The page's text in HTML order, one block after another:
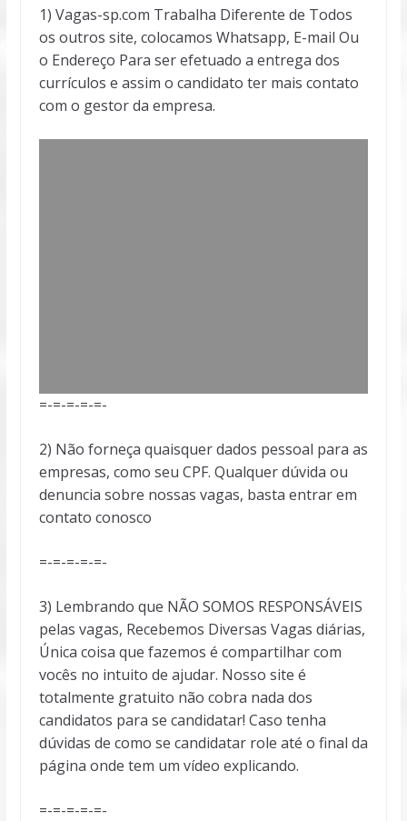
1) Vagas-sp.com Trabalha Diferente de Todos
os outros site, colocamos Whatsapp, E-mail Ou
o Endereço Para ser efetuado a entrega dos
currículos e assim o candidato ter mais contato
com o gestor da empresa.
=-=-=-=-=-
2) Não forneça quaisquer dados pessoal para as
empresas, como seu CPF. Qualquer dúvida ou
denuncia sobre nossas vagas, basta entrar em
contato conosco
=-=-=-=-=-
3) Lembrando que NÃO SOMOS RESPONSÁVEIS
pelas vagas, Recebemos Diversas Vagas diárias,
Única coisa que fazemos é compartilhar com
vocês no intuito de ajudar. Nosso site é
totalmente gratuito não cobra nada dos
candidatos para se candidatar! Caso tenha
dúvidas de como se candidatar role até o final da
página onde tem um vídeo explicando.
=-=-=-=-=-